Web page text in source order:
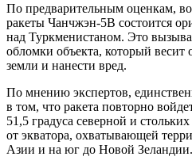
По предварительным оценкам,
ракеты Чанчжэн-5В состоится
над Туркменистаном. Это
обломки объекта, который весит
земли и нанести вред.
По мнению экспертов,
в том, что ракета повторно
51,5 градуса северной и
от экватора, охватывающей
Азии и на юг до Новой Зеландии.